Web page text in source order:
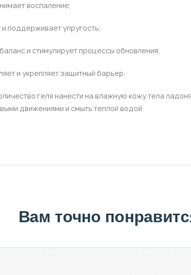
воспаление;
и поддерживает упругость;
и стимулирует процессы обновления;
и укрепляет защитный барьер.
геля нанести на влажную кожу тела
движениями и смыть теплой водой.
Вам точно